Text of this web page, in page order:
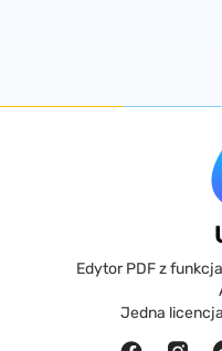
Edytor PDF z
Jedna